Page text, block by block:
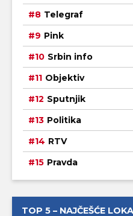
Telegraf
Pink
Srbin info
Objektiv
Sputnjik
Politika
RTV
Pravda
TOP 5 – NAJČEŠĆE